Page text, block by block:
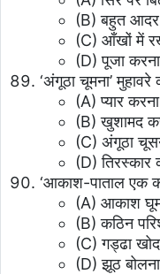
(B) बहुत आदर
(C) आँखों में
(D) पूजा करना
‘अंगूठा चूमना’
(A) प्यार करना
(B) खुशामद
(C) अंगूठा
(D) तिरस्कार
‘आकाश-पाताल एक
(A) आकाश
(B) कठिन
(C) गड्ढा
(D) झूठ बोलना